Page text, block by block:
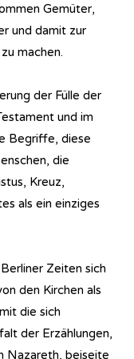
Gemüter,
und damit zur
machen.
der Fülle der
und im
Begriffe, diese
die
Kreuz,
als ein einziges
Zeiten sich
den Kirchen als
die sich
der Erzählungen,
Nazareth, beiseite